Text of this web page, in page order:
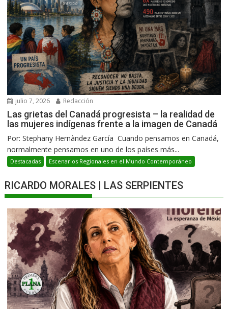
julio 7, 2026 Redacción
Las grietas del Canadá progresista – la realidad de
las mujeres indígenas frente a la imagen de Canadá
Por: Stephany Hernàndez García Cuando pensamos en Canadá,
normalmente pensamos en uno de los países más...
Destacadas Escenarios Regionales en el Mundo Contemporáneo
RICARDO MORALES | LAS SERPIENTES